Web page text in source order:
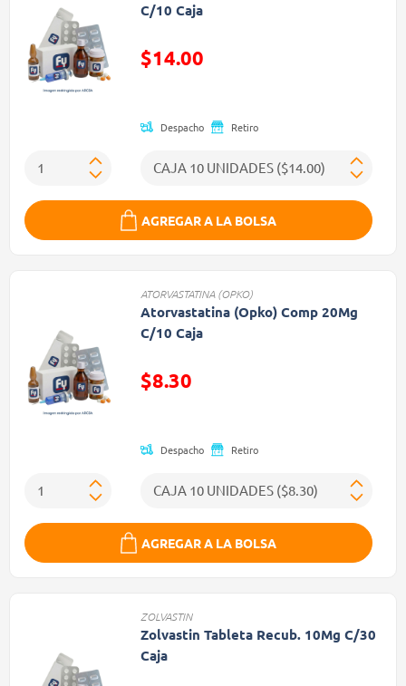
C/10 Caja
$14.00
Despacho Retiro
AGREGAR A LA BOLSA
ATORVASTATINA (OPKO)
Atorvastatina (Opko) Comp 20Mg
C/10 Caja
$8.30
Despacho Retiro
AGREGAR A LA BOLSA
ZOLVASTIN
Zolvastin Tableta Recub. 10Mg C/30
Caja